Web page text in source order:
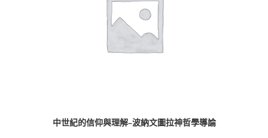
中世紀的信仰與理解–波納文圖拉神哲學導論